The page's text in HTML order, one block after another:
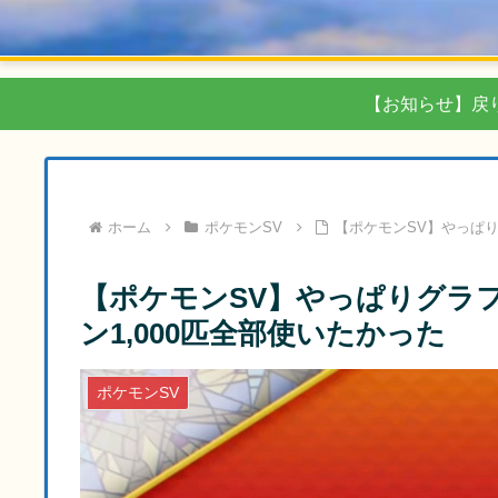
【お知らせ】
ホーム ポケモンSV 【ポケモンSV】やっぱ
【ポケモンSV】やっぱりグ
ン1,000匹全部使いたかった
ポケモンSV